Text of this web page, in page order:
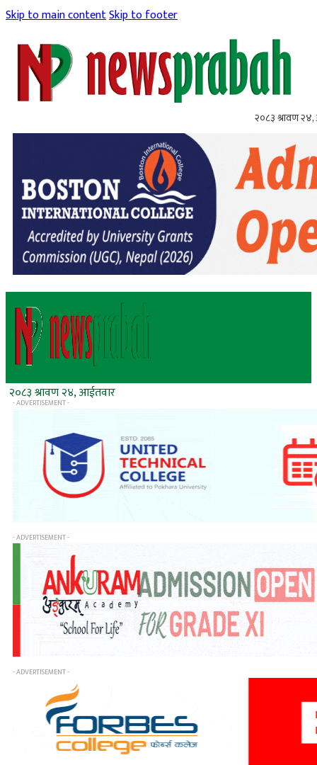
Skip to main contentSkip to footer
२०८३ श्रावण
२०८३ श्रावण २४, आईतवार
- ADVERTISEMENT -
- ADVERTISEMENT -
- ADVERTISEMENT -